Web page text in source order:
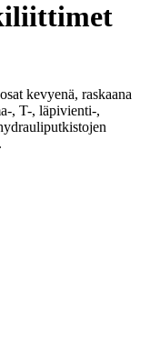
kevyenä, raskaana
, T-, läpivienti-,